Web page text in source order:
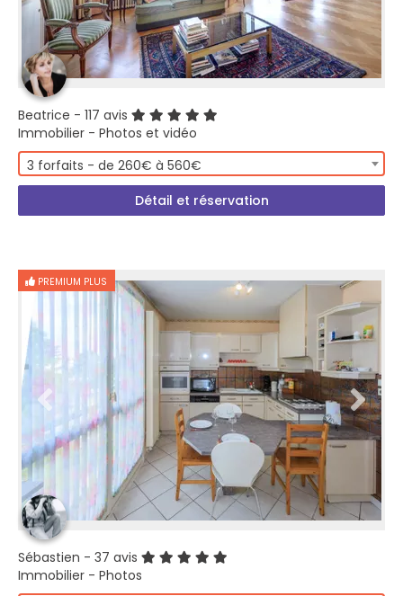
Beatrice - 117 avis
Immobilier - Photos et vidéo
3 forfaits - de 260€ à 560€
Détail et réservation
PREMIUM PLUS
Sébastien - 37 avis
Immobilier - Photos